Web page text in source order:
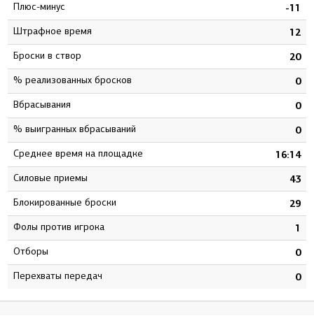
Плюс-минус -11
штрафное время 12
Броски в створ 20
% реализованных бросков 0
Вбрасывания 0
% выигранных вбрасываний 0
Среднее время на площадке 16:14
Силовые приемы 43
Блокированные броски 29
Фолы против игрока 1
Отборы 0
Перехваты передач 0